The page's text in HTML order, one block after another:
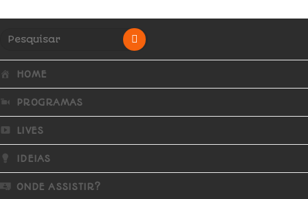
HOME
PROGRAMAS
LIVES
IDEIAS
ONDE ASSISTIR?